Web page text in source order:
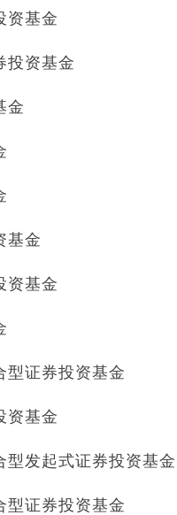
资基金
投资基金
金
基金
资基金
型证券投资基金
资基金
型发起式证券投资基金
型证券投资基金